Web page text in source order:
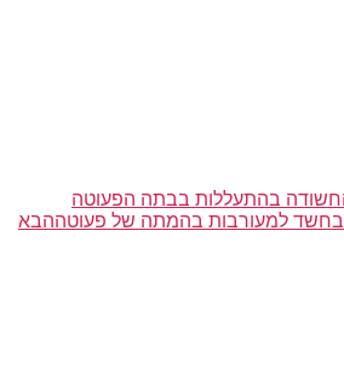
בהתעללות בבתה הפעוטה
למעורבות בהמתה של פעוטההבא